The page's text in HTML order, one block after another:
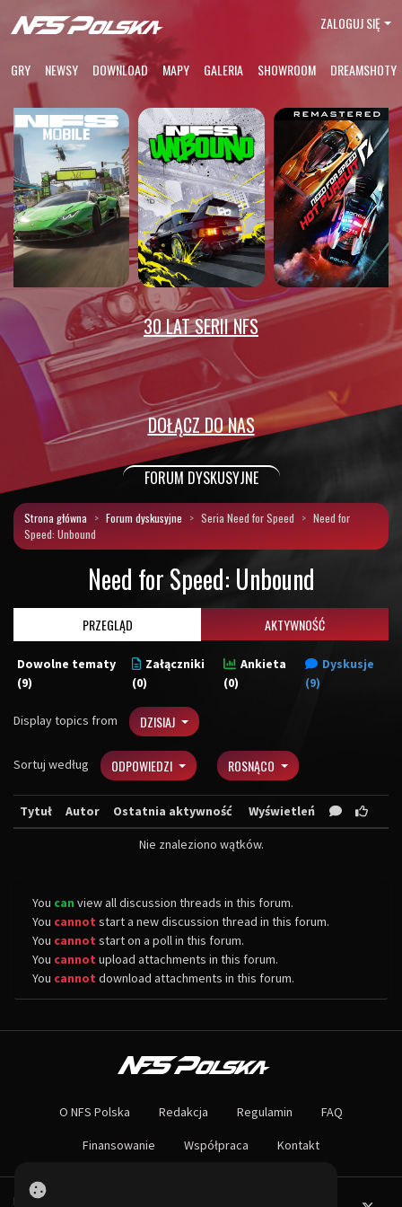
GRY NEWSY DOWNLOAD MAPY GALERIA SHOWROOM DREAMSHOTY
ZALOGUJ SIĘ
30 LAT SERII NFS
DOŁĄCZ DO NAS
FORUM DYSKUSYJNE
Strona główna Forum dyskusyjne Seria Need for Speed
Need for
Speed: Unbound
Need for Speed: Unbound
PRZEGLĄD AKTYWNOŚĆ
Dowolne tematy
(9)
Załączniki
(0)
Ankieta
(0)
Dyskusje
(9)
Display topics from DZISIAJ
Sortuj według ODPOWIEDZI ROSNĄCO
Tytuł Autor Ostatnia aktywność Wyświetleń
Nie znaleziono wątków.
You can view all discussion threads in this forum.
You cannot start a new discussion thread in this forum.
You cannot start on a poll in this forum.
You cannot upload attachments in this forum.
You cannot download attachments in this forum.
Największa społeczność Need for Speed w Polsce! Znajdziesz u nas
Nie czekaj dłużej - wstąp do naszej społeczności! Czekamy na ciebie!
O NFS Polska Redakcja Regulamin FAQ
Finansowanie Współpraca Kontakt
Powered by PHP-Fusion.